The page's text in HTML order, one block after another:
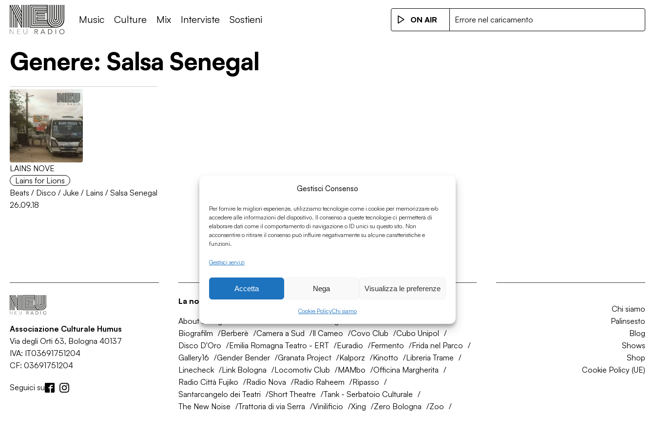
Gestisci Consenso
Per fornire le migliori esperienze, utilizziamo tecnologie come i cookie per memorizzare e/o
accedere alle informazioni del dispositivo. Il consenso a queste tecnologie ci permetterà di
elaborare dati come il comportamento di navigazione o ID unici su questo sito. Non
acconsentire o ritirare il consenso può influire negativamente su alcune caratteristiche e
funzioni.
Gestisci servizi
Accetta Nega Visualizza le preferenze
Cookie PolicyChi siamo
Music Culture Mix Interviste Sostieni ON AIR Errore nel caricamento
Genere: Salsa Senegal
LAINS NOVE
Lains for Lions
Beats / Disco / Juke / Lains / Salsa Senegal
26.09.18
Associazione Culturale Humus
Via degli Orti 63, Bologna 40137
IVA: IT03691751204
CF: 03691751204
Seguici su
La nostra rete di amici
About Bologna
Biografilm
Berberè Camera a Sud Il Cameo Covo Club
Cubo Unipol
Disco D'Oro
Emilia Romagna Teatro - ERT Euradio Fermento
Frida nel Parco
Gallery16
Gender Bender Granata Project Kalporz Kinotto
Libreria Trame
Linecheck
Link Bologna Locomotiv Club MAMbo
Officina Margherita
Radio Città Fujiko
Radio Nova Radio Raheem
Ripasso
Santarcangelo dei Teatri
Short Theatre
Tank - Serbatoio Culturale
The New Noise
Trattoria di via Serra Vinilificio Xing Zero Bologna Zoo
Chi siamo
Palinsesto
Blog
Shows
Shop
Cookie Policy (UE)